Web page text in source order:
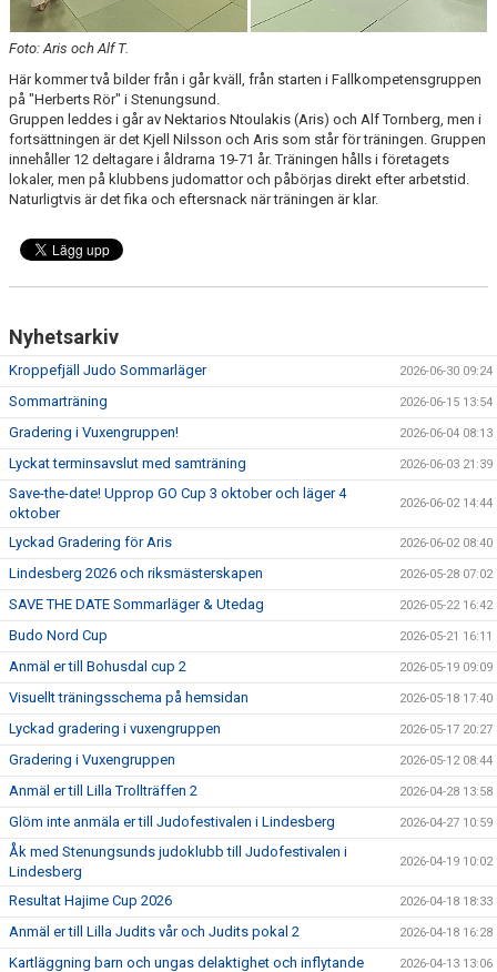
Foto: Aris och Alf T.
Här kommer två bilder från i går kväll, från starten i Fallkompetensgruppen
på "Herberts Rör" i Stenungsund.
Gruppen leddes i går av Nektarios Ntoulakis (Aris) och Alf Tornberg, men i
fortsättningen är det Kjell Nilsson och Aris som står för träningen. Gruppen
innehåller 12 deltagare i åldrarna 19-71 år. Träningen hålls i företagets
lokaler, men på klubbens judomattor och påbörjas direkt efter arbetstid.
Naturligtvis är det fika och eftersnack när träningen är klar.
Nyhetsarkiv
Kroppefjäll Judo Sommarläger 2026-06-30 09:24
Sommarträning 2026-06-15 13:54
Gradering i Vuxengruppen! 2026-06-04 08:13
Lyckat terminsavslut med samträning 2026-06-03 21:39
Save-the-date! Upprop GO Cup 3 oktober och läger 4
oktober
2026-06-02 14:44
Lyckad Gradering för Aris 2026-06-02 08:40
Lindesberg 2026 och riksmästerskapen 2026-05-28 07:02
SAVE THE DATE Sommarläger & Utedag 2026-05-22 16:42
Budo Nord Cup 2026-05-21 16:11
Anmäl er till Bohusdal cup 2 2026-05-19 09:09
Visuellt träningsschema på hemsidan 2026-05-18 17:40
Lyckad gradering i vuxengruppen 2026-05-17 20:27
Gradering i Vuxengruppen 2026-05-12 08:44
Anmäl er till Lilla Trollträffen 2 2026-04-28 13:58
Glöm inte anmäla er till Judofestivalen i Lindesberg 2026-04-27 10:59
Åk med Stenungsunds judoklubb till Judofestivalen i
Lindesberg
2026-04-19 10:02
Resultat Hajime Cup 2026 2026-04-18 18:33
Anmäl er till Lilla Judits vår och Judits pokal 2 2026-04-18 16:28
Kartläggning barn och ungas delaktighet och inflytande 2026-04-13 13:06